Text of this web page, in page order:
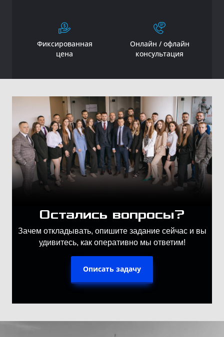
Фиксированная
цена
Онлайн / офлайн
консультация
Остались вопросы?
Зачем откладывать, опишите задание сейчас и вы
удивитесь, как оперативно мы ответим!
Описать задачу